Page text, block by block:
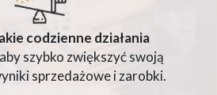
codzienne działania
szybko zwiększyć swoją
sprzedażowe i zarobki.